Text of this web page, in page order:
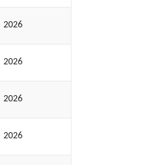
2026
2026
2026
2026